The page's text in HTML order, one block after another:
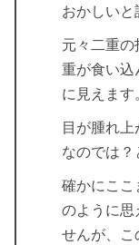
おかしいと
元々二重の
重が食い込
に見えます
目が腫れ
なのでは？
確かにここ
のように思
せんが、こ